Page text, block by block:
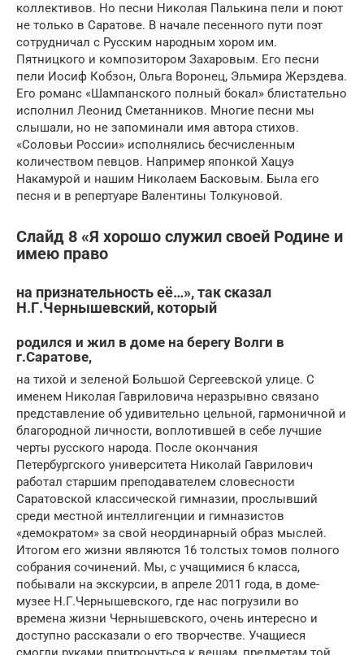
коллективов. Но песни Николая Палькина пели и поют
не только в Саратове. В начале песенного пути поэт
сотрудничал с Русским народным хором им.
Пятницкого и композитором Захаровым. Его песни
пели Иосиф Кобзон, Ольга Воронец, Эльмира Жерздева.
Его романс «Шампанского полный бокал» блистательно
исполнил Леонид Сметанников. Многие песни мы
слышали, но не запоминали имя автора стихов.
«Соловьи России» исполнялись бесчисленным
количеством певцов. Например японкой Хацуэ
Накамурой и нашим Николаем Басковым. Была его
песня и в репертуаре Валентины Толкуновой.
Слайд 8 «Я хорошо служил своей Родине и
имею право
на признательность её…», так сказал
Н.Г.Чернышевский, который
родился и жил в доме на берегу Волги в
г.Саратове,
на тихой и зеленой Большой Сергеевской улице. С
именем Николая Гавриловича неразрывно связано
представление об удивительно цельной, гармоничной и
благородной личности, воплотившей в себе лучшие
черты русского народа. После окончания
Петербургского университета Николай Гаврилович
работал старшим преподавателем словесности
Саратовской классической гимназии, прослывший
среди местной интеллигенции и гимназистов
«демократом» за свой неординарный образ мыслей.
Итогом его жизни являются 16 толстых томов полного
собрания сочинений. Мы, с учащимися 6 класса,
побывали на экскурсии, в апреле 2011 года, в доме-
музее Н.Г.Чернышевского, где нас погрузили во
времена жизни Чернышевского, очень интересно и
доступно рассказали о его творчестве. Учащиеся